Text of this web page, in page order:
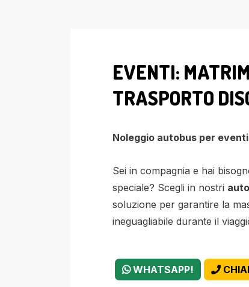
EVENTI:
TRASPORTO
Noleggio autobus per
Sei in compagnia e hai
speciale? Scegli in nostri
soluzione per garantire la
ineguagliabile durante il
WHATSAPP!